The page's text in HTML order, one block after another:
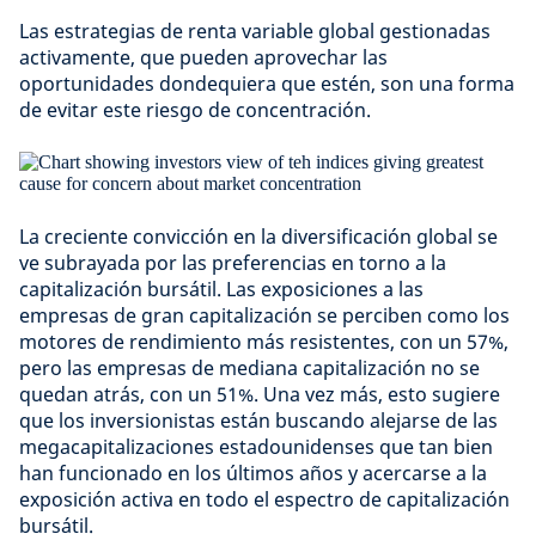
Las estrategias de renta variable global gestionadas
activamente, que pueden aprovechar las
oportunidades dondequiera que estén, son una forma
de evitar este riesgo de concentración.
La creciente convicción en la diversificación global se
ve subrayada por las preferencias en torno a la
capitalización bursátil. Las exposiciones a las
empresas de gran capitalización se perciben como los
motores de rendimiento más resistentes, con un 57%,
pero las empresas de mediana capitalización no se
quedan atrás, con un 51%. Una vez más, esto sugiere
que los inversionistas están buscando alejarse de las
megacapitalizaciones estadounidenses que tan bien
han funcionado en los últimos años y acercarse a la
exposición activa en todo el espectro de capitalización
bursátil.